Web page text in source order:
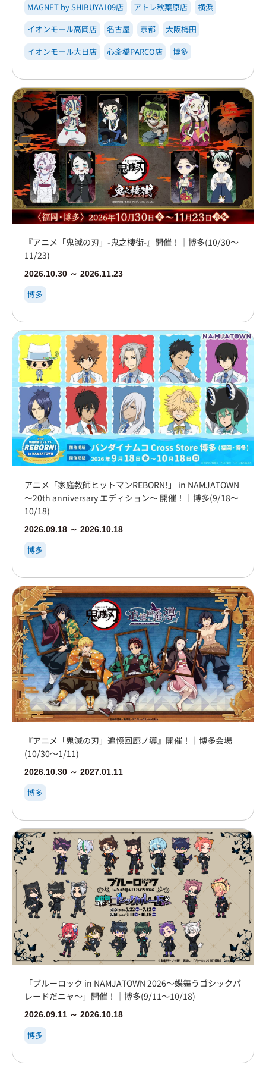
MAGNET by SHIBUYA109店
アトレ秋葉原店
横浜
イオンモール高岡店
名古屋 京都
大阪梅田
イオンモール大日店
心斎橋PARCO店 博多
『アニメ「鬼滅の刃」-鬼之棲街-』開催！｜博多(10/30～
11/23)
2026.10.30 ～ 2026.11.23
博多
アニメ「家庭教師ヒットマンREBORN!」 in NAMJATOWN
～20th anniversary エディション～ 開催！｜博多(9/18～
10/18)
2026.09.18 ～ 2026.10.18
博多
『アニメ「鬼滅の刃」追憶回廊ノ導』開催！｜博多会場
(10/30～1/11)
2026.10.30 ～ 2027.01.11
博多
「ブルーロック in NAMJATOWN 2026～蝶舞うゴシックパ
レードだニャ～」開催！｜博多(9/11～10/18)
2026.09.11 ～ 2026.10.18
博多